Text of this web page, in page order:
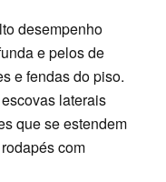
desempenho
e pelos de
e fendas do piso.
laterais
que se estendem
com